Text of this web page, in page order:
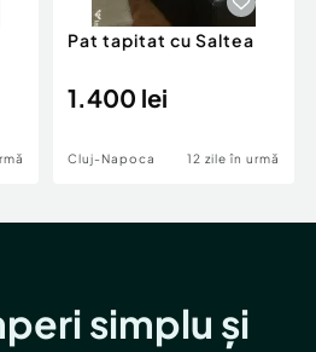
Pat tapitat cu Saltea
1.400 lei
Cluj-Napoca 12 zile în urmă
simplu și